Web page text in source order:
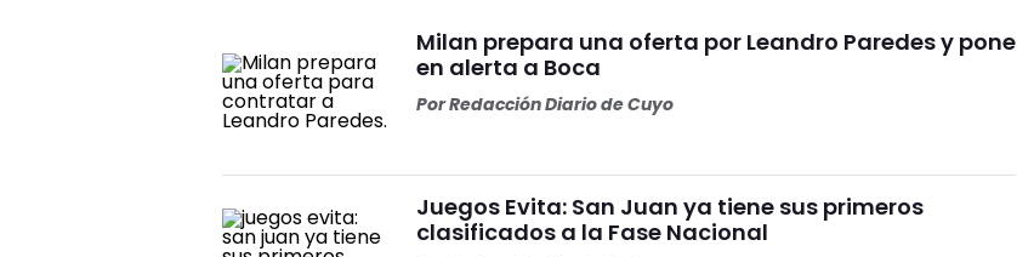
Milan prepara una oferta por Leandro Paredes y pone
en alerta a Boca
PorRedacción Diario de Cuyo
Juegos Evita: San Juan ya tiene sus primeros
clasificados a la Fase Nacional